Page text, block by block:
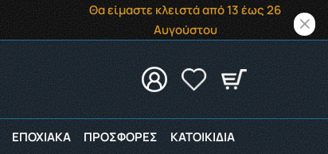
Θα είμαστε κλειστά από 13 έως 26
Αυγούστου
ΕΠΟΧΙΑΚΑ ΠΡΟΣΦΟΡΕΣ ΚΑΤΟΙΚΙΔΙΑ